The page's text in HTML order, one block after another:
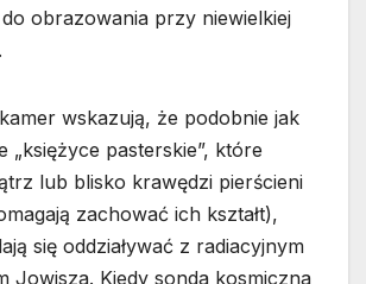
obrazowania przy niewielkiej
wskazują, że podobnie jak
„księżyce pasterskie”, które
lub blisko krawędzi pierścieni
zachować ich kształt),
się oddziaływać z radiacyjnym
Jowisza. Kiedy sonda kosmiczna